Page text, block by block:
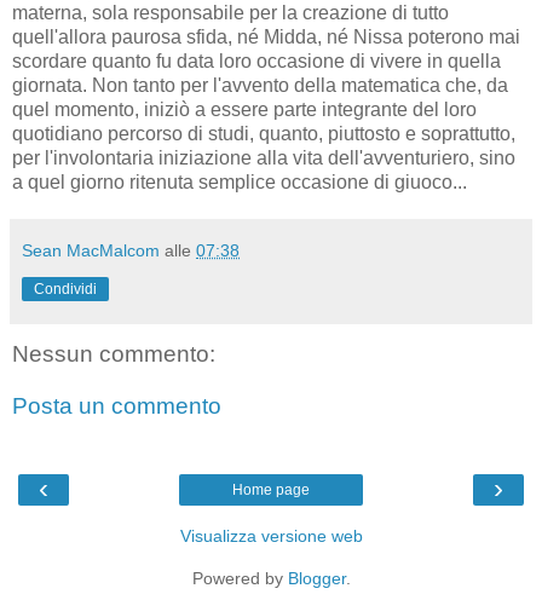
materna, sola responsabile per la creazione di tutto
quell'allora paurosa sfida, né Midda, né Nissa poterono mai
scordare quanto fu data loro occasione di vivere in quella
giornata. Non tanto per l'avvento della matematica che, da
quel momento, iniziò a essere parte integrante del loro
quotidiano percorso di studi, quanto, piuttosto e soprattutto,
per l'involontaria iniziazione alla vita dell'avventuriero, sino
a quel giorno ritenuta semplice occasione di giuoco...
Sean MacMalcom alle 07:38
Condividi
Nessun commento:
Posta un commento
‹ ›
Home page
Visualizza versione web
Powered by Blogger.